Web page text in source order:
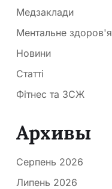
Медзаклади
Ментальне здоров'я
Новини
Статті
Фітнес та ЗСЖ
Архивы
Серпень 2026
Липень 2026